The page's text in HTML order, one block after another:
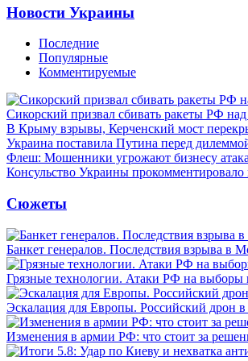
Новости Украины
Последние
Популярные
Комментируемые
Сикорский призвал сбивать ракеты РФ
В Крыму взрывы, Керченский мост
Украина поставила Путина перед
Флеш: Мошенники угрожают бизнесу
Консульство Украины прокомментировало
Сюжеты
Банкет генералов. Последствия взрыва в
Грязные технологии. Атаки РФ на
Эскалация для Европы. Российский дрон
Изменения в армии РФ: что стоит за